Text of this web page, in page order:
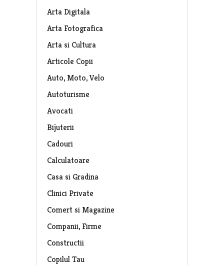
Arta Digitala
Arta Fotografica
Arta si Cultura
Articole Copii
Auto, Moto, Velo
Autoturisme
Avocati
Bijuterii
Cadouri
Calculatoare
Casa si Gradina
Clinici Private
Comert si Magazine
Companii, Firme
Constructii
Copilul Tau